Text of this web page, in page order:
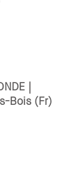
|
Bois (Fr)